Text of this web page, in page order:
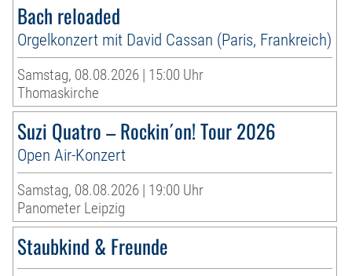
Bach reloaded
Orgelkonzert mit David Cassan (Paris, Frankreich)
Samstag, 08.08.2026 | 15:00 Uhr
Thomaskirche
Suzi Quatro – Rockin´on! Tour 2026
Open Air-Konzert
Samstag, 08.08.2026 | 19:00 Uhr
Panometer Leipzig
Staubkind & Freunde